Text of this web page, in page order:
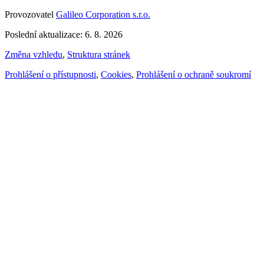
Provozovatel Galileo Corporation s.r.o.
Poslední aktualizace: 6. 8. 2026
Změna vzhledu, Struktura stránek
Prohlášení o přístupnosti, Cookies, Prohlášení o ochraně soukromí